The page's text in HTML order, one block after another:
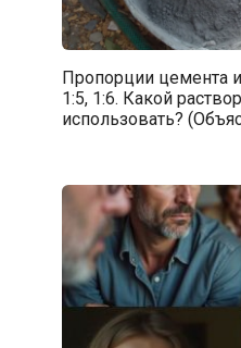
Пропорции цемента и
1:5, 1:6. Какой
использовать?